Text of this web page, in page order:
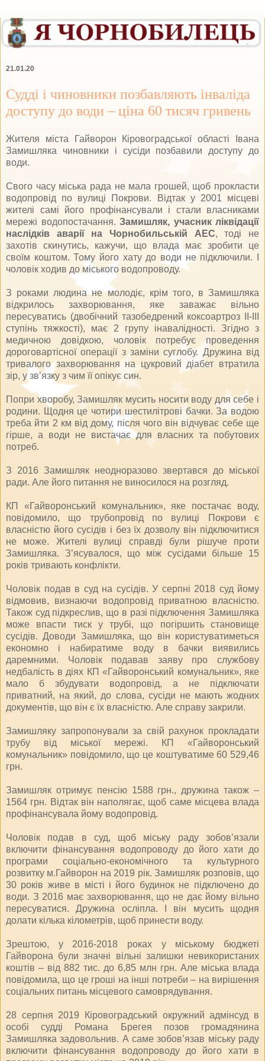
21.01.20
Судді і чиновники позбавляють інваліда
доступу до води – ціна 60 тисяч гривень
Жителя міста Гайворон Кіровоградської області Івана
Замишляка чиновники і сусіди позбавили доступу до
води.
Свого часу міська рада не мала грошей, щоб прокласти
водопровід по вулиці Покрови. Відтак у 2001 місцеві
жителі самі його профінансували і стали власниками
мережі водопостачання. Замишляк, учасник ліквідації
наслідків аварії на Чорнобильській АЕС, тоді не
захотів скинутись, кажучи, що влада має зробити це
своїм коштом. Тому його хату до води не підключили. І
чоловік ходив до міського водопроводу.
З роками людина не молодіє, крім того, в Замишляка
відкрилось захворювання, яке заважає вільно
пересуватись (двобічний тазобедрений коксоартроз ІІ-ІІІ
ступінь тяжкості), має 2 групу інавалідності. Згідно з
медичною довідкою, чоловік потребує проведення
дороговартісної операції з заміни суглобу. Дружина від
тривалого захворювання на цукровий діабет втратила
зір, у зв’язку з чим її опікує син.
Попри хворобу, Замишляк мусить носити воду для себе і
родини. Щодня це чотири шестилітрові бачки. За водою
треба йти 2 км від дому, після чого він відчуває себе ще
гірше, а води не вистачає для власних та побутових
потреб.
З 2016 Замишляк неодноразово звертався до міської
ради. Але його питання не виносилося на розгляд.
КП «Гайворонський комунальник», яке постачає воду,
повідомило, що трубопровід по вулиці Покрови є
власністю його сусідів і без їх дозволу він підключитися
не може. Жителі вулиці справді були рішуче проти
Замишляка. З’ясувалося, що між сусідами більше 15
років тривають конфлікти.
Чоловік подав в суд на сусідів. У серпні 2018 суд йому
відмовив, визнаючи водопровід приватною власністю.
Також суд підкреслив, що в разі підключення Замишляка
може впасти тиск у трубі, що погіршить становище
сусідів. Доводи Замишляка, що він користуватиметься
економно і набиратиме воду в бачки виявились
даремними. Чоловік подавав заяву про службову
недбалість в діях КП «Гайворонський комунальник», яке
мало б збудувати водопровід, а не підключати
приватний, на який, до слова, сусіди не мають жодних
документів, що він є їх власністю. Але справу закрили.
Замишляку запропонували за свій рахунок прокладати
трубу від міської мережі. КП «Гайворонський
комунальник» повідомило, що це коштуватиме 60 529,46
грн.
Замишляк отримує пенсію 1588 грн., дружина також –
1564 грн. Відтак він наполягає, щоб саме місцева влада
профінансувала йому водопровід.
Чоловік подав в суд, щоб міську раду зобов’язали
включити фінансування водопроводу до його хати до
програми соціально-економічного та культурного
розвитку м.Гайворон на 2019 рік. Замишляк розповів, що
30 років живе в місті і його будинок не підключено до
води. З 2016 має захворювання, що не дає йому вільно
пересуватися. Дружина осліпла. І він мусить щодня
долати кілька кілометрів, щоб принести воду.
Зрештою, у 2016-2018 роках у міському бюджеті
Гайворона були значні вільні залишки невикористаних
коштів – від 882 тис. до 6,85 млн грн. Але міська влада
повідомила, що це гроші на інші потреби – на вирішення
соціальних питань місцевого самоврядування.
28 серпня 2019 Кіровоградський окружний адмінсуд в
особі судді Романа Брегея позов громадянина
Замишляка задовольнив. А саме зобов’язав міську раду
включити фінансування водопроводу до його хати в